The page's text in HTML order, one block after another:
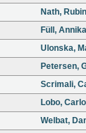
Nath,
Füll, Annika
Ulonska,
Petersen,
Scrimali,
Lobo,
Welbat,